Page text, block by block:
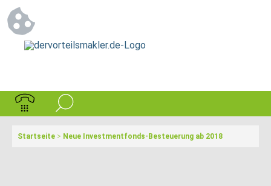
Startseite > Neue Investmentfonds-Besteuerung ab 2018